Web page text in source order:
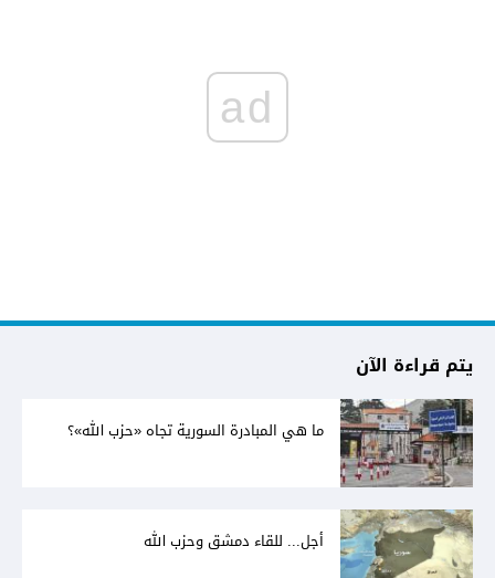
ad
يتم قراءة الآن
ما هي المبادرة السورية تجاه «حزب الله»؟
أجل... للقاء دمشق وحزب الله